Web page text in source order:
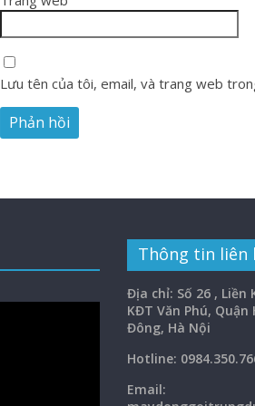
Lưu tên của tôi, email, và trang web
Thông tin liên
Địa chỉ: Số 26 , Liền
KĐT Văn Phú, Quận
Đông, Hà Nội
Hotline:
Email: